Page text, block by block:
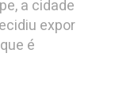
a cidade
expor
é